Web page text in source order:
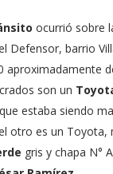
ocurrió sobre
Defensor, barrio
aproximadamente
son un
estaba siendo
otro es un Toyota,
gris y chapa N°